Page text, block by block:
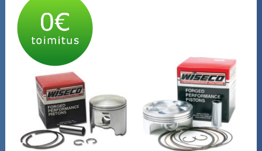
Moottoripyörän osat
Moottorikelkan osat
Mopoauton osat
Mönkijän osat
Puutarha ja metsä